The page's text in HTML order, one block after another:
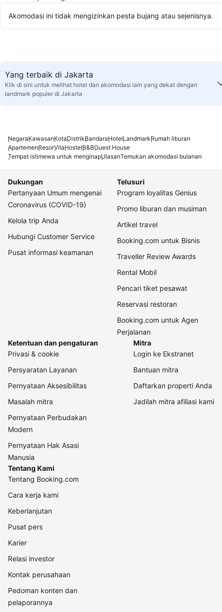
Akomodasi ini tidak mengizinkan pesta bujang atau sejenisnya.
Yang terbaik di Jakarta
Klik di sini untuk melihat hotel dan akomodasi lain yang dekat dengan
landmark populer di Jakarta
NegaraKawasanKotaDistrikBandaraHotelLandmarkRumah liburan
ApartemenResorVilaHostelB&BGuest House
Tempat istimewa untuk menginapUlasanTemukan akomodasi bulanan
Dukungan
Pertanyaan Umum mengenai
Coronavirus (COVID-19)
Kelola trip Anda
Hubungi Customer Service
Pusat informasi keamanan
Telusuri
Program loyalitas Genius
Promo liburan dan musiman
Artikel travel
Booking.com untuk Bisnis
Traveller Review Awards
Rental Mobil
Pencari tiket pesawat
Reservasi restoran
Booking.com untuk Agen
Perjalanan
Ketentuan dan pengaturan
Privasi & cookie
Persyaratan Layanan
Pernyataan Aksesibilitas
Masalah mitra
Pernyataan Perbudakan
Modern
Pernyataan Hak Asasi
Manusia
Mitra
Login ke Ekstranet
Bantuan mitra
Daftarkan properti Anda
Jadilah mitra afiliasi kami
Tentang Kami
Tentang Booking.com
Cara kerja kami
Keberlanjutan
Pusat pers
Karier
Relasi investor
Kontak perusahaan
Pedoman konten dan
pelaporannya